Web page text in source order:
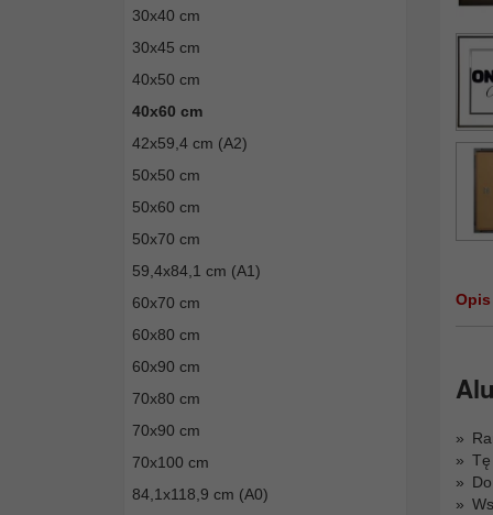
30x40 cm
30x45 cm
40x50 cm
40x60 cm
42x59,4 cm (A2)
50x50 cm
50x60 cm
50x70 cm
59,4x84,1 cm (A1)
60x70 cm
60x80 cm
60x90 cm
70x80 cm
70x90 cm
70x100 cm
84,1x118,9 cm (A0)
Opis